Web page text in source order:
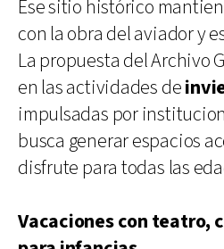
Ese sitio histórico
con la obra del aviador y
La propuesta del Archivo
en las actividades de
impulsadas por
busca generar espacios
disfrute para todas las
Vacaciones con teatro,